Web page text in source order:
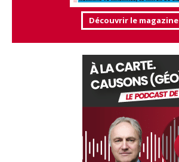
Découvrir le magazine